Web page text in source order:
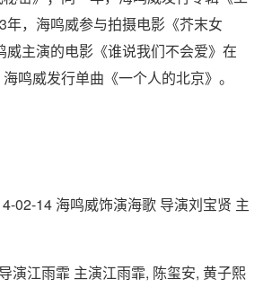
年，海鸣威参与拍摄电影《芥末女
威主演的电影《谁说我们不会爱》在
鸣威发行单曲《一个人的北京》。
02-14 海鸣威饰演海歌 导演刘宝贤 主
演江雨霏 主演江雨霏, 陈玺安, 黄子熙